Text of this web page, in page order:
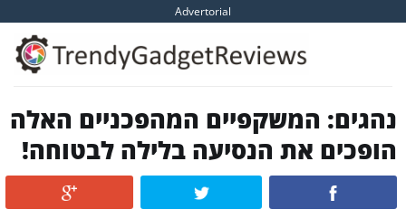
content
Advertorial
נהגים: המשקפיים המהפכניים האלה
הופכים את הנסיעה בלילה לבטוחה!